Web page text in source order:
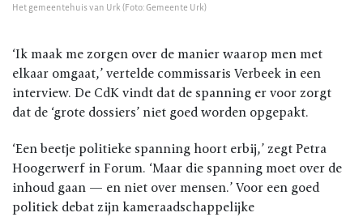
Het gemeentehuis van Urk (Foto: Gemeente Urk)
‘Ik maak me zorgen over de manier waarop men met
elkaar omgaat,’ vertelde commissaris Verbeek in een
interview. De CdK vindt dat de spanning er voor zorgt
dat de ‘grote dossiers’ niet goed worden opgepakt.
‘Een beetje politieke spanning hoort erbij,’ zegt Petra
Hoogerwerf in Forum. ‘Maar die spanning moet over de
inhoud gaan — en niet over mensen.’ Voor een goed
politiek debat zijn kameraadschappelijke